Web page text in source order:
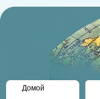
Домой